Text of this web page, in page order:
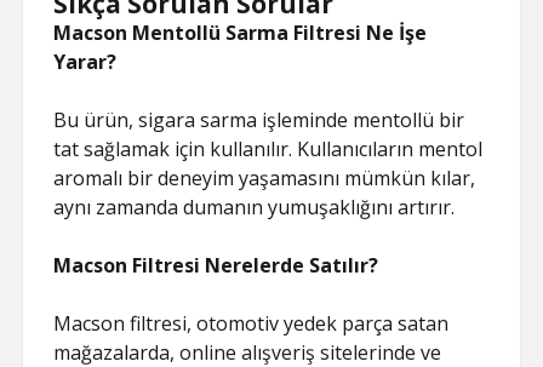
Macson Mentollü Sarma Filtresi Ne İşe
Yarar?
Bu ürün, sigara sarma işleminde mentollü bir
tat sağlamak için kullanılır. Kullanıcıların mentol
aromalı bir deneyim yaşamasını mümkün kılar,
aynı zamanda dumanın yumuşaklığını artırır.
Macson Filtresi Nerelerde Satılır?
Macson filtresi, otomotiv yedek parça satan
mağazalarda, online alışveriş sitelerinde ve